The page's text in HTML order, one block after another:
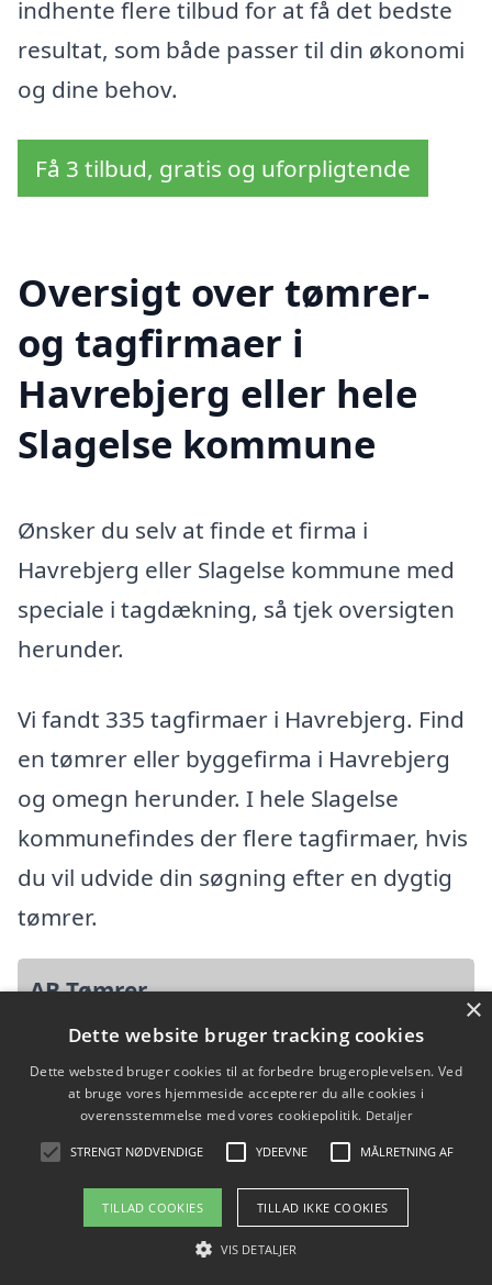
indhente flere tilbud for at få det bedste
resultat, som både passer til din økonomi
og dine behov.
Få 3 tilbud, gratis og uforpligtende
Oversigt over tømrer-
og tagfirmaer i
Havrebjerg eller hele
Slagelse kommune
Ønsker du selv at finde et firma i
Havrebjerg eller Slagelse kommune med
speciale i tagdækning, så tjek oversigten
herunder.
Vi fandt 335 tagfirmaer i Havrebjerg. Find
en tømrer eller byggefirma i Havrebjerg
og omegn herunder. I hele Slagelse
kommunefindes der flere tagfirmaer, hvis
du vil udvide din søgning efter en dygtig
tømrer.
AB Tømrer
Tronagervej 36, 4242 Boeslunde
Ansatte:
Virksomhedsform:
Enkeltmandsvirksomhed
×
Dette website bruger tracking cookies
Dette websted bruger cookies til at forbedre brugeroplevelsen. Ved
at bruge vores hjemmeside accepterer du alle cookies i
overensstemmelse med vores cookiepolitik. Detaljer
STRENGT NØDVENDIGE YDEEVNE MÅLRETNING AF
TILLAD COOKIES TILLAD IKKE COOKIES
VIS DETALJER